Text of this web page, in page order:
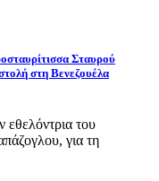
Σταυρού
στη Βενεζουέλα
εθελόντρια του
για τη